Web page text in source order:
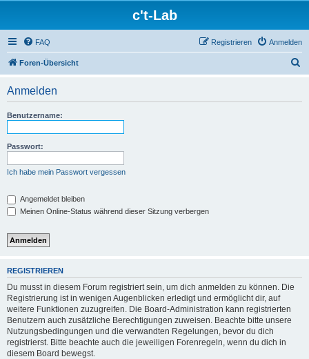
c't-Lab
FAQ Anmelden
Registrieren
Foren-Übersicht
Anmelden
Benutzername:
Passwort:
Ich habe mein Passwort vergessen
Angemeldet bleiben
Meinen Online-Status während dieser Sitzung verbergen
REGISTRIEREN
Du musst in diesem Forum registriert sein, um dich anmelden zu können. Die
Registrierung ist in wenigen Augenblicken erledigt und ermöglicht dir, auf
weitere Funktionen zuzugreifen. Die Board-Administration kann registrierten
Benutzern auch zusätzliche Berechtigungen zuweisen. Beachte bitte unsere
Nutzungsbedingungen und die verwandten Regelungen, bevor du dich
registrierst. Bitte beachte auch die jeweiligen Forenregeln, wenn du dich in
diesem Board bewegst.